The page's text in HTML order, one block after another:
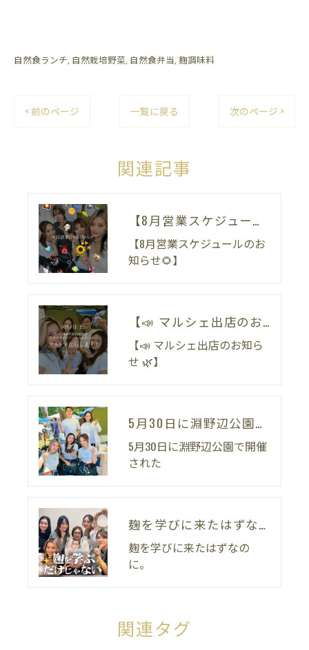
自然食ランチ 自然栽培野菜 自然食弁当 麹調味料
< 前のページ 一覧に戻る 次のページ >
関連記事
【8月営業スケジュールのお知らせ🌻】
【8月営業スケジュールのお
知らせ🌻】
【📣 マルシェ出店のお知らせ 🌿】
【📣 マルシェ出店のお知ら
せ 🌿】
5月30日に淵野辺公園で開催された
5月30日に淵野辺公園で開催
された
麹を学びに来たはずなのに。
麹を学びに来たはずなの
に。
関連タグ